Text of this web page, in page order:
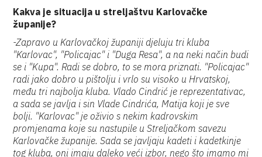
Kakva je situacija u streljaštvu Karlovačke
županije?
-Zapravo u Karlovačkoj županiji djeluju tri kluba
"Karlovac", "Policajac" i "Duga Resa", a na neki način budi
se i "Kupa". Radi se dobro, to se mora priznati. "Policajac"
radi jako dobro u pištolju i vrlo su visoko u Hrvatskoj,
među tri najbolja kluba. Vlado Cindrić je reprezentativac,
a sada se javlja i sin Vlade Cindrića, Matija koji je sve
bolji. "Karlovac" je oživio s nekim kadrovskim
promjenama koje su nastupile u Streljačkom savezu
Karlovačke županije. Sada se javljaju kadeti i kadetkinje
tog kluba, oni imaju daleko veći izbor, nego što imamo mi